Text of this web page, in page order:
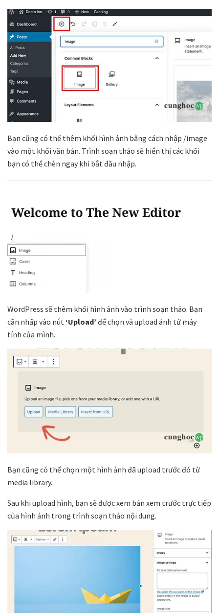
Bạn cũng có thể thêm khối hình ảnh bằng cách nhập /image
vào một khối văn bản. Trình soạn thảo sẽ hiển thị các khối
bạn có thể chèn ngay khi bắt đầu nhập.
WordPress sẽ thêm khối hình ảnh vào trình soạn thảo. Bạn
cần nhấp vào nút ‘Upload’ để chọn và upload ảnh từ máy
tính của mình.
Bạn cũng có thể chọn một hình ảnh đã upload trước đó từ
media library.
Sau khi upload hình, bạn sẽ được xem bản xem trước trực tiếp
của hình ảnh trong trình soạn thảo nội dung.